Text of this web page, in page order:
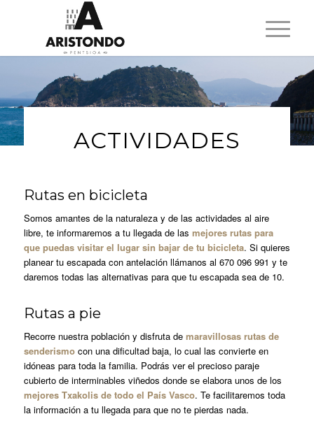
ACTIVIDADES
Rutas en bicicleta
Somos amantes de la naturaleza y de las actividades al aire
libre, te informaremos a tu llegada de las mejores rutas para
que puedas visitar el lugar sin bajar de tu bicicleta. Si quieres
planear tu escapada con antelación llámanos al 670 096 991 y te
daremos todas las alternativas para que tu escapada sea de 10.
Rutas a pie
Recorre nuestra población y disfruta de maravillosas rutas de
senderismocon una dificultad baja, lo cual las convierte en
idóneas para toda la familia. Podrás ver el precioso paraje
cubierto de interminables viñedos donde se elabora unos de los
mejores Txakolis de todo el País Vasco. Te facilitaremos toda
la información a tu llegada para que no te pierdas nada.